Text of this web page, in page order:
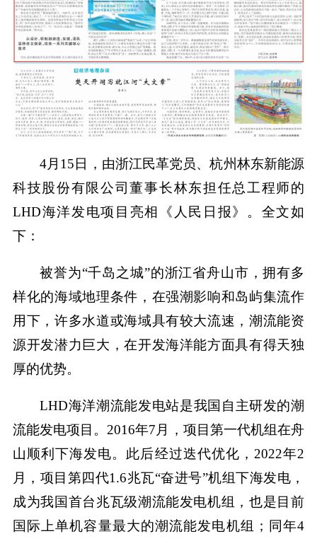
4月15日，由浙江民革党员、杭州林东新能源
科技股份有限公司董事长林东担任总工程师的
LHD海洋发电项目亮相《人民日报》。全文如
下：
被誉为“千岛之城”的浙江省舟山市，拥有多
样化的海域地理条件，在强潮影响和岛屿集流作
用下，许多水道或海域具有较大流速，潮流能资
源开发潜力巨大，在开发海洋能方面具有得天独
厚的优势。
LHD海洋潮流能发电站是我国自主研发的潮
流能发电项目。2016年7月，项目第一代机组在舟
山顺利下海发电。此后经过迭代优化，2022年2
月，项目第四代1.6兆瓦“奋进号”机组下海发电，
成为我国首台兆瓦级潮流能发电机组，也是目前
国际上单机容量最大的潮流能发电机组；同年4